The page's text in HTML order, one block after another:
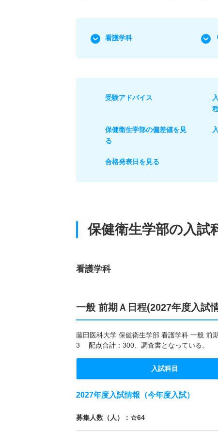
看護学科
受験アドバイス
保健衛生学部の偏差値を見
る
合格発表日を見る
保健衛生学部の入試
看護学科
一般 前期Ａ日程(2027年度入試
藤田医科大学 保健衛生学部 看護学科 一般 前
3 配点合計：300、調査書となっている。
入試科目
2027年度入試情報（今年度入試）
募集人数（人）：☆64